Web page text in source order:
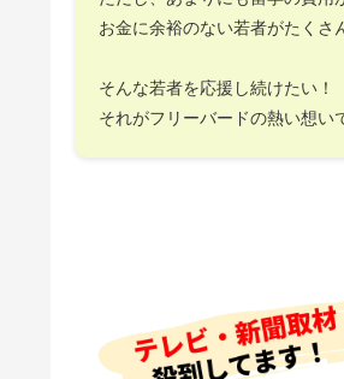
お金に余裕のない若者がたくさ
そんな若者を応援し続けたい！
それがフリーバードの熱い想い